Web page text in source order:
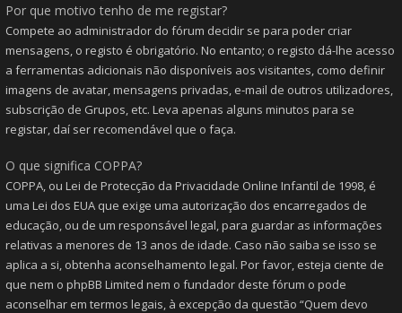
Por que motivo tenho de me registar?
Compete ao administrador do fórum decidir se para poder criar
mensagens, o registo é obrigatório. No entanto; o registo dá-lhe acesso
a ferramentas adicionais não disponíveis aos visitantes, como definir
imagens de avatar, mensagens privadas, e-mail de outros utilizadores,
subscrição de Grupos, etc. Leva apenas alguns minutos para se
registar, daí ser recomendável que o faça.
O que significa COPPA?
COPPA, ou Lei de Protecção da Privacidade Online Infantil de 1998, é
uma Lei dos EUA que exige uma autorização dos encarregados de
educação, ou de um responsável legal, para guardar as informações
relativas a menores de 13 anos de idade. Caso não saiba se isso se
aplica a si, obtenha aconselhamento legal. Por favor, esteja ciente de
que nem o phpBB Limited nem o fundador deste fórum o pode
aconselhar em termos legais, à excepção da questão “Quem devo